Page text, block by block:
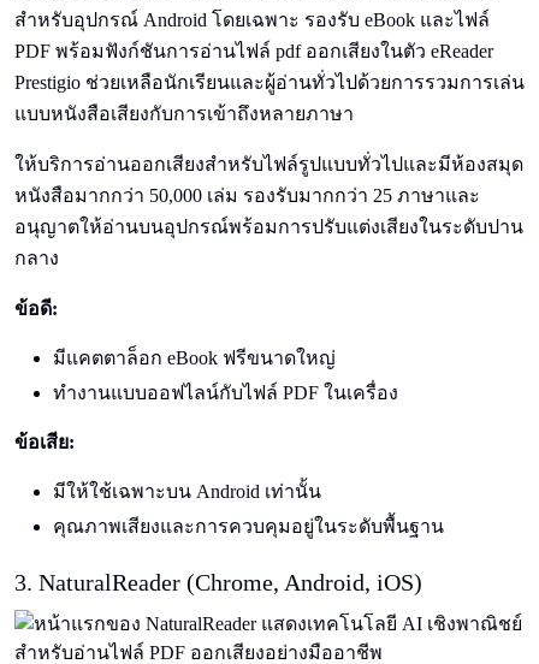
สำหรับอุปกรณ์ Android โดยเฉพาะ รองรับ eBook และไฟล์
PDF พร้อมฟังก์ชันการอ่านไฟล์ pdf ออกเสียงในตัว eReader
Prestigio ช่วยเหลือนักเรียนและผู้อ่านทั่วไปด้วยการรวมการเล่น
แบบหนังสือเสียงกับการเข้าถึงหลายภาษา
ให้บริการอ่านออกเสียงสำหรับไฟล์รูปแบบทั่วไปและมีห้องสมุด
หนังสือมากกว่า 50,000 เล่ม รองรับมากกว่า 25 ภาษาและ
อนุญาตให้อ่านบนอุปกรณ์พร้อมการปรับแต่งเสียงในระดับปาน
กลาง
ข้อดี:
มีแคตตาล็อก eBook ฟรีขนาดใหญ่
ทำงานแบบออฟไลน์กับไฟล์ PDF ในเครื่อง
ข้อเสีย:
มีให้ใช้เฉพาะบน Android เท่านั้น
คุณภาพเสียงและการควบคุมอยู่ในระดับพื้นฐาน
3. NaturalReader (Chrome, Android, iOS)